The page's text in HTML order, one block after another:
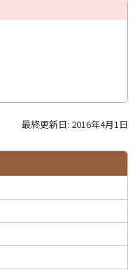
最終更新日: 2016年4月1日